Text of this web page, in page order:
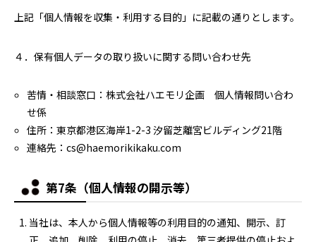
上記「個人情報を収集・利用する目的」に記載の通りとします。
４．保有個人データの取り扱いに関する問い合わせ先
苦情・相談窓口：株式会社ハエモリ企画 個人情報問い合わ
せ係
住所：東京都港区海岸1-2-3 汐留芝離宮ビルディング21階
連絡先：cs@haemorikikaku.com
第7条（個人情報の開示等）
当社は、本人から個人情報等の利用目的の通知、開示、訂